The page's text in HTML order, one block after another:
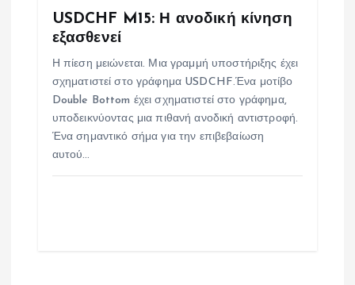
USDCHF M15: Η ανοδική κίνηση
εξασθενεί
Η πίεση μειώνεται. Μια γραμμή υποστήριξης έχει
σχηματιστεί στο γράφημα USDCHF.Ένα μοτίβο
Double Bottom έχει σχηματιστεί στο γράφημα,
υποδεικνύοντας μια πιθανή ανοδική αντιστροφή.
Ένα σημαντικό σήμα για την επιβεβαίωση
αυτού…